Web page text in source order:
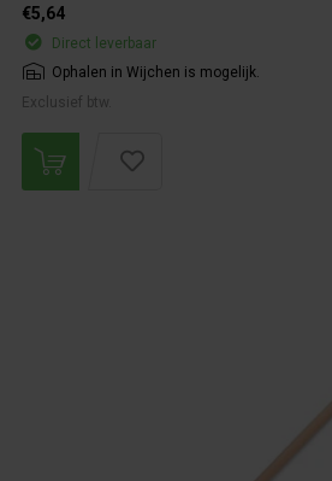
€5,64
Direct leverbaar
Ophalen in Wijchen is mogelijk.
Exclusief btw.